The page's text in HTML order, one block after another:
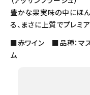
豊かな果実味の中にほ
る、まさに上質でプレミ
■赤ワイン ■品種：マス
ム